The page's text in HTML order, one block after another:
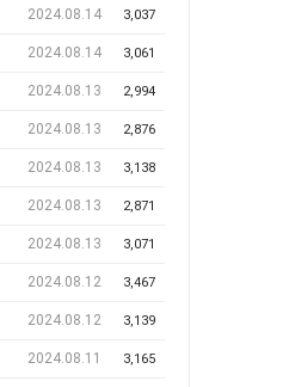
2024.08.14 3,037
2024.08.14 3,061
2024.08.13 2,994
2024.08.13 2,876
2024.08.13 3,138
2024.08.13 2,871
2024.08.13 3,071
2024.08.12 3,467
2024.08.12 3,139
2024.08.11 3,165